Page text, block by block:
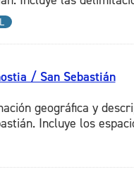
/ San Sebastián
geográfica y
Incluye los